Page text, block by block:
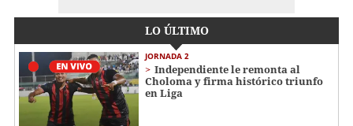
LO ÚLTIMO
JORNADA 2
Independiente le remonta al
Choloma y firma histórico triunfo
en Liga